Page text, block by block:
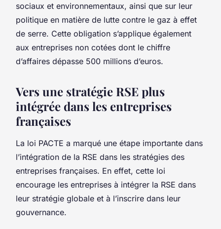
sociaux et environnementaux, ainsi que sur leur
politique en matière de lutte contre le gaz à effet
de serre. Cette obligation s’applique également
aux entreprises non cotées dont le chiffre
d’affaires dépasse 500 millions d’euros.
Vers une stratégie RSE plus
intégrée dans les entreprises
françaises
La loi PACTE a marqué une étape importante dans
l’intégration de la RSE dans les stratégies des
entreprises françaises. En effet, cette loi
encourage les entreprises à intégrer la RSE dans
leur stratégie globale et à l’inscrire dans leur
gouvernance.